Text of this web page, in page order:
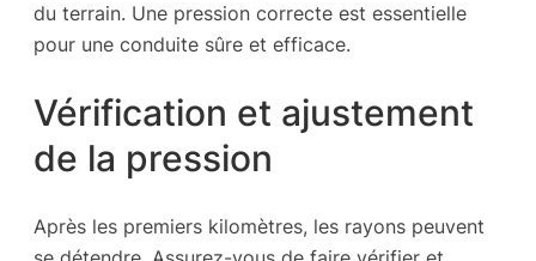
du terrain. Une pression correcte est essentielle
pour une conduite sûre et efficace.
Vérification et ajustement
de la pression
Après les premiers kilomètres, les rayons peuvent